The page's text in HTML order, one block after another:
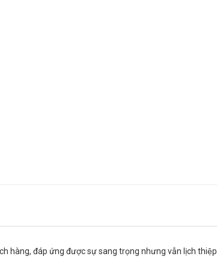
hàng, đáp ứng được sự sang trọng nhưng vẫn lịch thiệp.